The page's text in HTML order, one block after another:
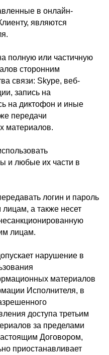
в онлайн-
являются
полную или частичную
сторонним
связи: Skype, веб-
запись на
на диктофон и иные
передачи
материалов.
и любые их части в
логин и пароль
лицам, а также несет
лицам.
нарушение в
материалов
Исполнителя, в
доступа третьим
за пределами
Договором,
приостанавливает